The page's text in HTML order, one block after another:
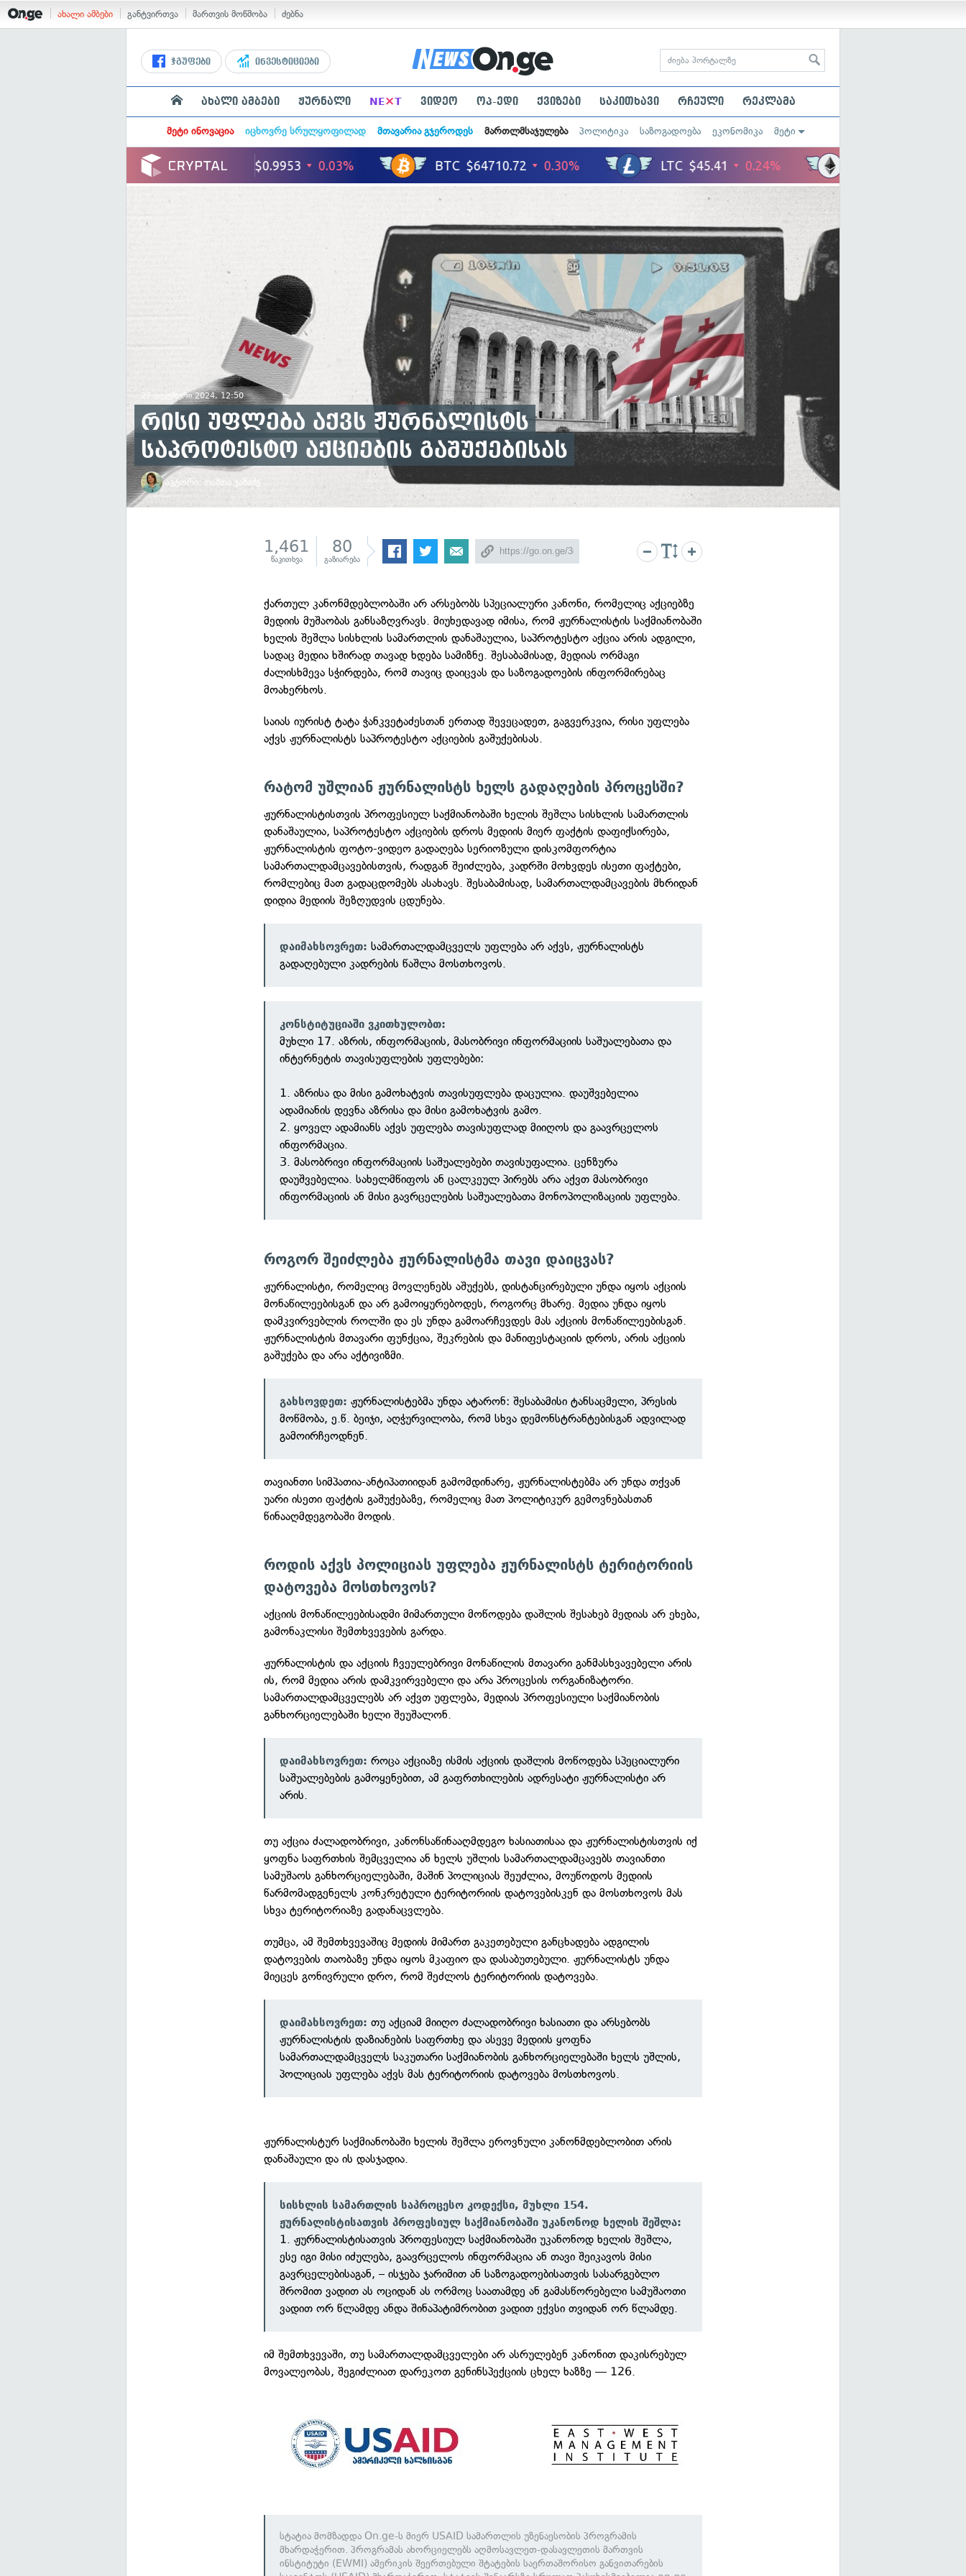
ახალი ამბები განტვირთვა მართვის მოწმობა ძებნა
ჯგუფები ინვესტიციები
ახალი ამბები ჟურნალი NE×T ვიდეო ოპ-ედი ქვიზები საკითხავი რჩეული რეკლამა
მეტი ინოვაცია იცხოვრე სრულყოფილად მთავარია გჯეროდეს მართლმსაჯულება პოლიტიკა საზოგადოება ეკონომიკა მეტი
27 დეკემბერი 2024, 12:50
რისი უფლება აქვს ჟურნალისტს
საპროტესტო აქციების გაშუქებისას
ავტორი: თამთა ჯანაძე
1,461
წაკითხვა
80
გაზიარება
ქართულ კანონმდებლობაში არ არსებობს სპეციალური კანონი, რომელიც აქციებზე
მედიის მუშაობას განსაზღვრავს. მიუხედავად იმისა, რომ ჟურნალისტის საქმიანობაში
ხელის შეშლა სისხლის სამართლის დანაშაულია, საპროტესტო აქცია არის ადგილი,
სადაც მედია ხშირად თავად ხდება სამიზნე. შესაბამისად, მედიას ორმაგი
ძალისხმევა სჭირდება, რომ თავიც დაიცვას და საზოგადოების ინფორმირებაც
მოახერხოს.
საიას იურისტ ტატა ჭანკვეტაძესთან ერთად შევეცადეთ, გაგვერკვია, რისი უფლება
აქვს ჟურნალისტს საპროტესტო აქციების გაშუქებისას.
რატომ უშლიან ჟურნალისტს ხელს გადაღების პროცესში?
ჟურნალისტისთვის პროფესიულ საქმიანობაში ხელის შეშლა სისხლის სამართლის
დანაშაულია, საპროტესტო აქციების დროს მედიის მიერ ფაქტის დაფიქსირება,
ჟურნალისტის ფოტო-ვიდეო გადაღება სერიოზული დისკომფორტია
სამართალდამცავებისთვის, რადგან შეიძლება, კადრში მოხვდეს ისეთი ფაქტები,
რომლებიც მათ გადაცდომებს ასახავს. შესაბამისად, სამართალდამცავების მხრიდან
დიდია მედიის შეზღუდვის ცდუნება.
დაიმახსოვრეთ: სამართალდამცველს უფლება არ აქვს, ჟურნალისტს
გადაღებული კადრების წაშლა მოსთხოვოს.
კონსტიტუციაში ვკითხულობთ:
მუხლი 17. აზრის, ინფორმაციის, მასობრივი ინფორმაციის საშუალებათა და
ინტერნეტის თავისუფლების უფლებები:
1. აზრისა და მისი გამოხატვის თავისუფლება დაცულია. დაუშვებელია
ადამიანის დევნა აზრისა და მისი გამოხატვის გამო.
2. ყოველ ადამიანს აქვს უფლება თავისუფლად მიიღოს და გაავრცელოს
ინფორმაცია.
3. მასობრივი ინფორმაციის საშუალებები თავისუფალია. ცენზურა
დაუშვებელია. სახელმწიფოს ან ცალკეულ პირებს არა აქვთ მასობრივი
ინფორმაციის ან მისი გავრცელების საშუალებათა მონოპოლიზაციის უფლება.
როგორ შეიძლება ჟურნალისტმა თავი დაიცვას?
ჟურნალისტი, რომელიც მოვლენებს აშუქებს, დისტანცირებული უნდა იყოს აქციის
მონაწილეებისგან და არ გამოიყურებოდეს, როგორც მხარე. მედია უნდა იყოს
დამკვირვებლის როლში და ეს უნდა გამოარჩევდეს მას აქციის მონაწილეებისგან.
ჟურნალისტის მთავარი ფუნქცია, შეკრების და მანიფესტაციის დროს, არის აქციის
გაშუქება და არა აქტივიზმი.
გახსოვდეთ:ჟურნალისტებმა უნდა ატარონ: შესაბამისი ტანსაცმელი, პრესის
მოწმობა, ე.წ. ბეიჯი, აღჭურვილობა, რომ სხვა დემონსტრანტებისგან ადვილად
გამოირჩეოდნენ.
თავიანთი სიმპათია-ანტიპათიიდან გამომდინარე, ჟურნალისტებმა არ უნდა თქვან
უარი ისეთი ფაქტის გაშუქებაზე, რომელიც მათ პოლიტიკურ გემოვნებასთან
წინააღმდეგობაში მოდის.
როდის აქვს პოლიციას უფლება ჟურნალისტს ტერიტორიის
დატოვება მოსთხოვოს?
აქციის მონაწილეებისადმი მიმართული მოწოდება დაშლის შესახებ მედიას არ ეხება,
გამონაკლისი შემთხვევების გარდა.
ჟურნალისტის და აქციის ჩვეულებრივი მონაწილის მთავარი განმასხვავებელი არის
ის, რომ მედია არის დამკვირვებელი და არა პროცესის ორგანიზატორი.
სამართალდამცველებს არ აქვთ უფლება, მედიას პროფესიული საქმიანობის
განხორციელებაში ხელი შეუშალონ.
დაიმახსოვრეთ: როცა აქციაზე ისმის აქციის დაშლის მოწოდება სპეციალური
საშუალებების გამოყენებით, ამ გაფრთხილების ადრესატი ჟურნალისტი არ
არის.
თუ აქცია ძალადობრივი, კანონსაწინააღმდეგო ხასიათისაა და ჟურნალისტისთვის იქ
ყოფნა საფრთხის შემცველია ან ხელს უშლის სამართალდამცავებს თავიანთი
სამუშაოს განხორციელებაში, მაშინ პოლიციას შეუძლია, მოუწოდოს მედიის
წარმომადგენელს კონკრეტული ტერიტორიის დატოვებისკენ და მოსთხოვოს მას
სხვა ტერიტორიაზე გადანაცვლება.
თუმცა, ამ შემთხვევაშიც მედიის მიმართ გაკეთებული განცხადება ადგილის
დატოვების თაობაზე უნდა იყოს მკაფიო და დასაბუთებული. ჟურნალისტს უნდა
მიეცეს გონივრული დრო, რომ შეძლოს ტერიტორიის დატოვება.
დაიმახსოვრეთ:თუ აქციამ მიიღო ძალადობრივი ხასიათი და არსებობს
ჟურნალისტის დაზიანების საფრთხე და ასევე მედიის ყოფნა
სამართალდამცველს საკუთარი საქმიანობის განხორციელებაში ხელს უშლის,
პოლიციას უფლება აქვს მას ტერიტორიის დატოვება მოსთხოვოს.
ჟურნალისტურ საქმიანობაში ხელის შეშლა ეროვნული კანონმდებლობით არის
დანაშაული და ის დასჯადია.
სისხლის სამართლის საპროცესო კოდექსი,მუხლი 154.
ჟურნალისტისათვის პროფესიულ საქმიანობაში უკანონოდ ხელის შეშლა:
1. ჟურნალისტისათვის პროფესიულ საქმიანობაში უკანონოდ ხელის შეშლა,
ესე იგი მისი იძულება, გაავრცელოს ინფორმაცია ან თავი შეიკავოს მისი
გავრცელებისაგან, – ისჯება ჯარიმით ან საზოგადოებისათვის სასარგებლო
შრომით ვადით ას ოციდან ას ორმოც საათამდე ან გამასწორებელი სამუშაოთი
ვადით ორ წლამდე ანდა შინაპატიმრობით ვადით ექვსი თვიდან ორ წლამდე.
იმ შემთხვევაში, თუ სამართალდამცველები არ ასრულებენ კანონით დაკისრებულ
მოვალეობას, შეგიძლიათ დარეკოთ გენინსპექციის ცხელ ხაზზე — 126.
სტატია მომზადდა On.ge-ს მიერ USAID სამართლის უზენაესობის პროგრამის
მხარდაჭერით. პროგრამას ახორციელებს აღმოსავლეთ-დასავლეთის მართვის
ინსტიტუტი (EWMI) ამერიკის შეერთებული შტატების საერთაშორისო განვითარების